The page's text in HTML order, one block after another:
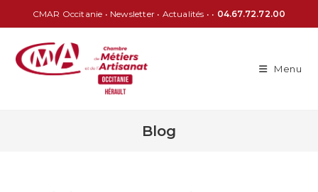
CMAR Occitanie • Newsletter • Actualités • • 04.67.72.72.00
Menu
Blog